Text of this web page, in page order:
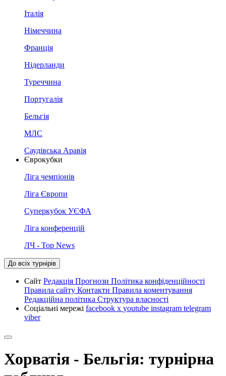
Італія
Німеччина
Франція
Нідерланди
Туреччина
Португалія
Бельгія
МЛС
Саудівська Аравія
Єврокубки
Ліга чемпіонів
Ліга Європи
Суперкубок УЄФА
Ліга конференцій
ЛЧ - Top News
До всіх турнірів
Сайт Редакція Прогнози Політика конфіденційності
Правила сайту Контакти Правила коментування
Редакційна політика Структура власності
Соціальні мережі facebook x youtube instagram telegram
viber
Хорватія - Бельгія: турнірна